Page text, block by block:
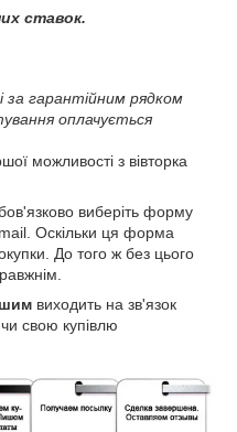
ставок.
за гарантійним рядком
оплачується
можливості з вівторка
виберіть форму
Оскільки ця форма
До того ж без цього
виходить на зв'язок
свою купівлю